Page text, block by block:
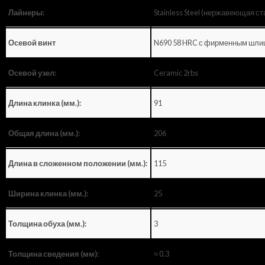
Лайнеры: Stainless Steel (нержавеющая
Осевой винт N690 58 HRC с фирменным
Осевой узел: Ceramic 2rbs
Длина клинка (мм.): 91
Общая длина (мм.): 206
Длина в сложенном положении (мм.): 115
Ширина клинка (мм.): 25
Толщина обуха (мм.): 3
Толщина сведения (мм): ≈ 0.3